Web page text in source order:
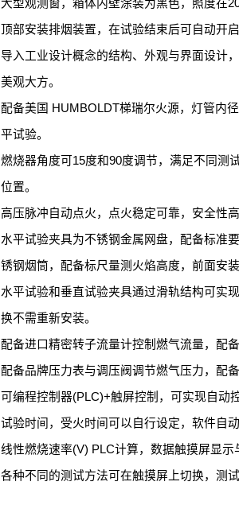
大型观测窗，箱体内壁涂装为黑色，照度在
顶部安装排烟装置，在试验结束后可自动开
导入工业设计概念的结构、外观与界面设计
美观大方。
配备美国 HUMBOLDT梯瑞尔火源，灯管内
平试验。
燃烧器角度可15度和90度调节，满足不同测
位置。
高压脉冲自动点火，点火稳定可靠，安全性高
水平试验夹具为不锈钢金属网盘，配备标准
锈钢烟筒，配备标尺量测火焰高度，前面安
水平试验和垂直试验夹具通过滑轨结构可实
换不需重新安装。
配备进口精密转子流量计控制燃气流量，配
配备品牌压力表与调压阀调节燃气压力，配
可编程控制器(PLC)+触屏控制，可实现自动
试验时间，受火时间可以自行设定，软件自动
线性燃烧速率(V) PLC计算，数据触摸屏显示
各种不同的测试方法可在触摸屏上切换，测